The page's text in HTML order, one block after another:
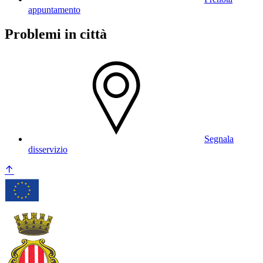
appuntamento
Problemi in città
Segnala
disservizio